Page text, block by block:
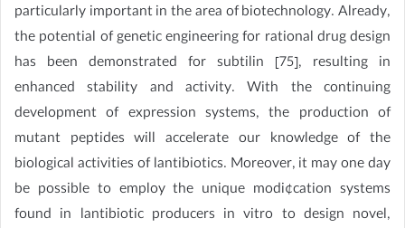
particularly important in the area of biotechnology. Already,
the potential of genetic engineering for rational drug design
has been demonstrated for subtilin [75], resulting in
enhanced stability and activity. With the continuing
development of expression systems, the production of
mutant peptides will accelerate our knowledge of the
biological activities of lantibiotics. Moreover, it may one day
be possible to employ the unique modi¢cation systems
found in lantibiotic producers in vitro to design novel,